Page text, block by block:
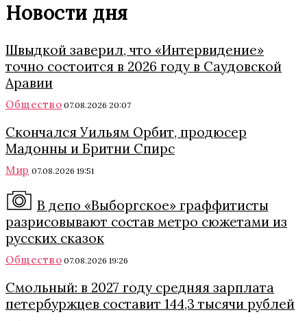
Новости дня
Швыдкой заверил, что «Интервидение»
точно состоится в 2026 году в Саудовской
Аравии
Общество 07.08.2026 20:07
Скончался Уильям Орбит, продюсер
Мадонны и Бритни Спирс
Мир 07.08.2026 19:51
В депо «Выборгское» граффитисты
разрисовывают состав метро сюжетами из
русских сказок
Общество 07.08.2026 19:26
Смольный: в 2027 году средняя зарплата
петербуржцев составит 144,3 тысячи рублей